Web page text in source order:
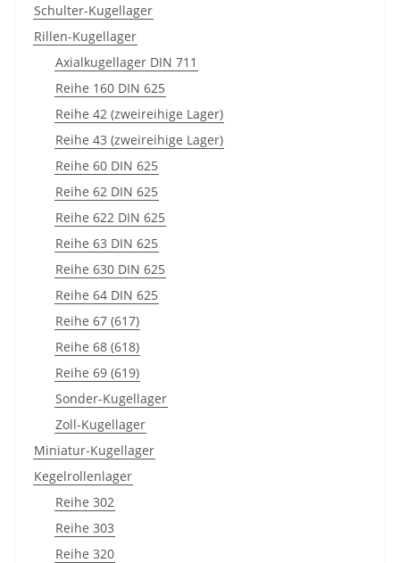
Schulter-Kugellager
Rillen-Kugellager
Axialkugellager DIN 711
Reihe 160 DIN 625
Reihe 42 (zweireihige Lager)
Reihe 43 (zweireihige Lager)
Reihe 60 DIN 625
Reihe 62 DIN 625
Reihe 622 DIN 625
Reihe 63 DIN 625
Reihe 630 DIN 625
Reihe 64 DIN 625
Reihe 67 (617)
Reihe 68 (618)
Reihe 69 (619)
Sonder-Kugellager
Zoll-Kugellager
Miniatur-Kugellager
Kegelrollenlager
Reihe 302
Reihe 303
Reihe 320